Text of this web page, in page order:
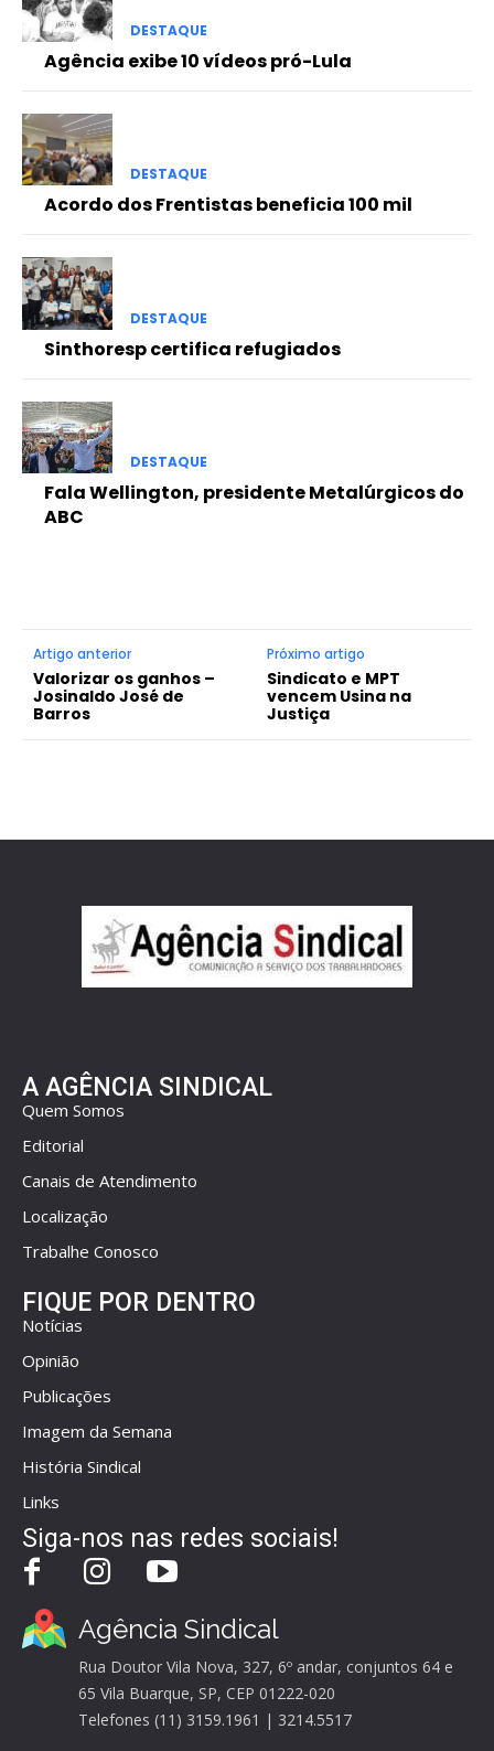
DESTAQUE
Agência exibe 10 vídeos pró-Lula
DESTAQUE
Acordo dos Frentistas beneficia 100 mil
DESTAQUE
Sinthoresp certifica refugiados
DESTAQUE
Fala Wellington, presidente Metalúrgicos do
ABC
Artigo anterior
Valorizar os ganhos –
Josinaldo José de
Barros
Próximo artigo
Sindicato e MPT
vencem Usina na
Justiça
A AGÊNCIA SINDICAL
Quem Somos
Editorial
Canais de Atendimento
Localização
Trabalhe Conosco
FIQUE POR DENTRO
Notícias
Opinião
Publicações
Imagem da Semana
História Sindical
Links
Siga-nos nas redes sociais!
Agência Sindical
Rua Doutor Vila Nova, 327, 6º andar, conjuntos 64 e
65 Vila Buarque, SP, CEP 01222-020
Telefones (11) 3159.1961 | 3214.5517